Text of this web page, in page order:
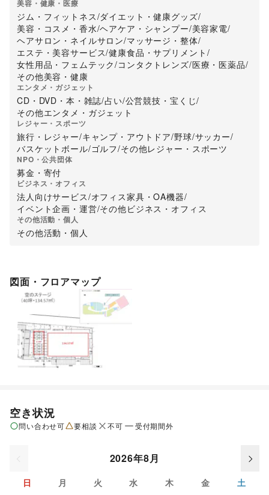
美容・健康・医療
ジム・フィットネス/ダイエット・健康グッズ/
美容・コスメ・香水/ヘアケア・シャンプー/美容家電/
ヘアサロン・ネイルサロン/マッサージ・整体/
エステ・美容サービス/健康食品・サプリメント /
女性用品・フェムテック/コンタクトレンズ/医療・医薬品/
その他美容・健康
エンタメ・ガジェット
CD・DVD・本・雑誌/占い/公営競技・宝くじ/
その他エンタメ・ガジェット
レジャー・スポーツ
旅行・レジャー/キャンプ・アウトドア/野球/サッカー/
バスケットボール/ゴルフ/その他レジャー・スポーツ
NPO・公共団体
募金・寄付
ビジネス・オフィス
法人向けサービス/オフィス家具・OA機器/
イベント企画・運営/その他ビジネス・オフィス
その他活動・個人
その他活動・個人
図面・フロアマップ
空き状況
問い合わせ可 要相談 不可 受付期間外
2026年8月
日 月 火 水 木 金 土